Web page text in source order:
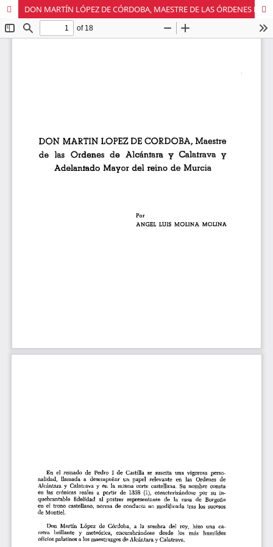
DON MARTÍN LÓPEZ DE CÓRDOBA, MAESTRE DE LAS ÓRDENES DE ALCÁNTARA Y CALATRAVA Y ADELANTADO MAYOR DEL REINO DE MURCIA